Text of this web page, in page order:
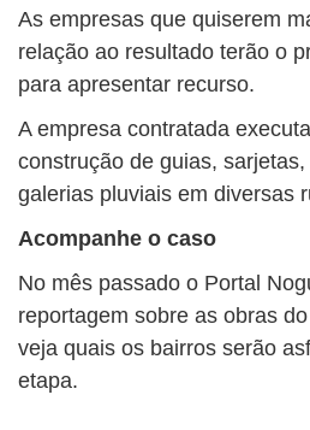
As empresas que quiserem
relação ao resultado terão o
para apresentar recurso.
A empresa contratada
construção de guias,
galerias pluviais em diversas
Acompanhe o caso
No mês passado o Portal
reportagem sobre as obras
veja quais os bairros serão
etapa.